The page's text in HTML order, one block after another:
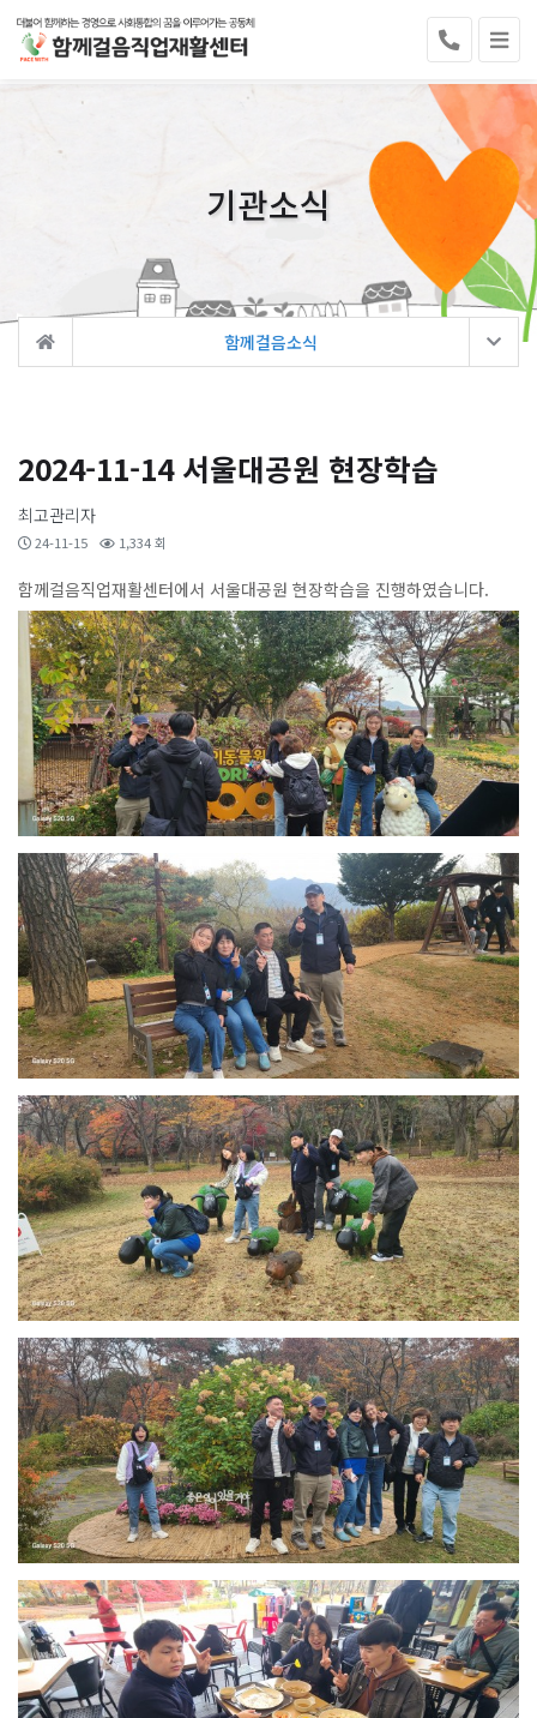
기관소식
함께걸음소식
2024-11-14 서울대공원 현장학습
최고관리자
24-11-15 1,334 회
함께걸음직업재활센터에서 서울대공원 현장학습을 진행하였습니다.